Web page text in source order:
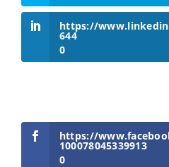
https://
644
0
https://
100078045339913
0